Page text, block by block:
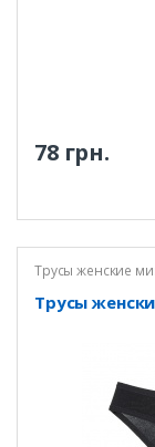
78 грн.
Трусы женские
Трусы